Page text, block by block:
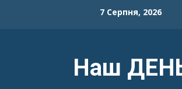
7 Серпня, 2026
Наш